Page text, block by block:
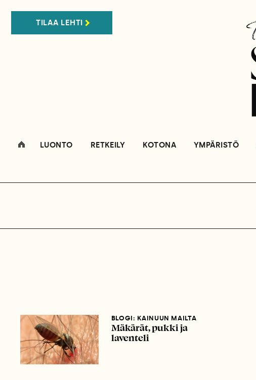
TILAA LEHTI
LUONTO RETKEILY KOTONA YMPÄRISTÖ
BLOGI: KAINUUN MAILTA
Mäkärät, pukki ja
laventeli